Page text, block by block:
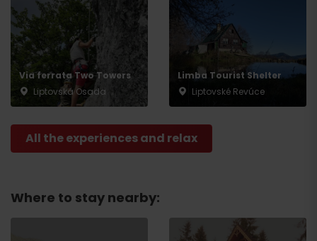
Via ferrata Two Towers
Liptovská Osada
Limba Tourist Shelter
Liptovské Revúce
All the experiences and relax
Where to stay nearby:
Departure